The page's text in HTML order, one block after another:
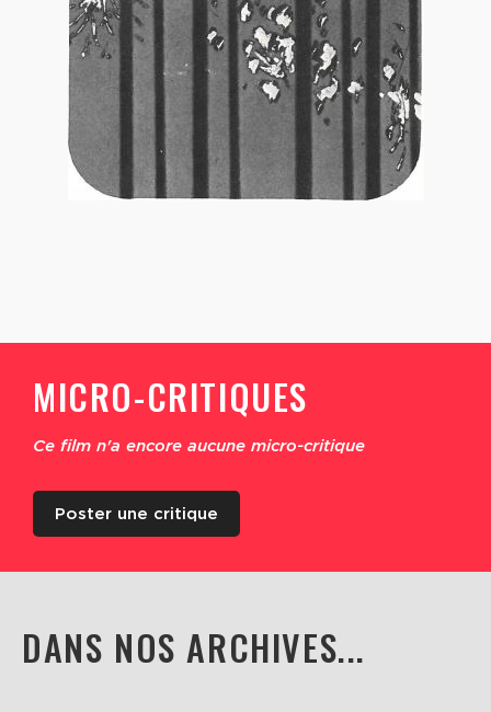
MICRO-CRITIQUES
Ce film n'a encore aucune micro-critique
Poster une critique
DANS NOS ARCHIVES...